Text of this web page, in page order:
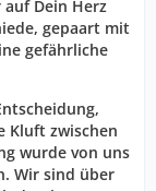
Dein Herz
gepaart mit
gefährliche
Kluft zwischen
wurde von uns
Wir sind über